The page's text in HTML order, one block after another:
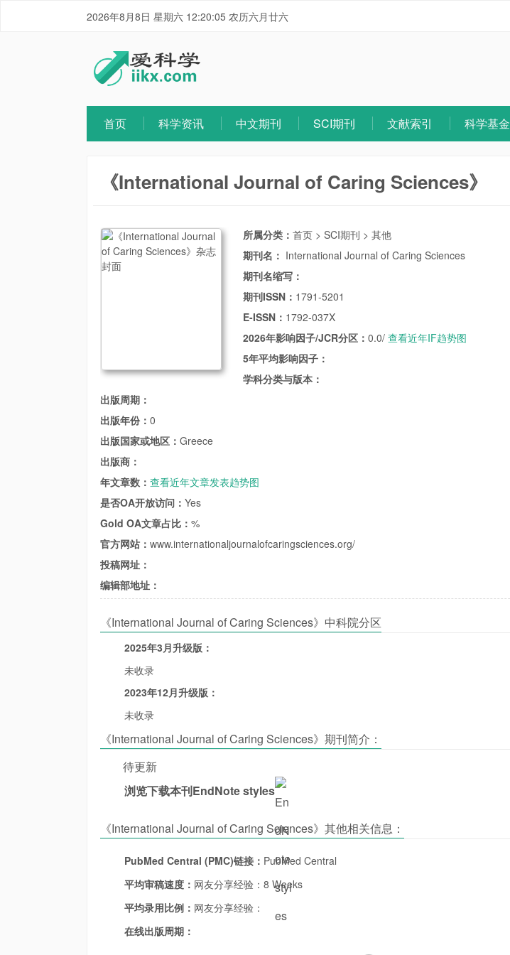
2026年8月8日 星期六 12:20:06 农历六月廿六
首页 科学资讯 中文期刊 SCI期刊 文献索引 科学基金
《International Journal of Caring Sciences》
所属分类： 首页 > SCI期刊 > 其他
期刊名： International Journal of Caring Sciences
期刊名缩写：
期刊ISSN： 1791-5201
E-ISSN： 1792-037X
2026年影响因子/JCR分区： 0.0/ 查看近年IF趋势图
5年平均影响因子：
学科分类与版本：
出版周期：
出版年份： 0
出版国家或地区： Greece
出版商：
年文章数： 查看近年文章发表趋势图
是否OA开放访问： Yes
Gold OA文章占比： %
官方网站： www.internationaljournalofcaringsciences.org/
投稿网址：
编辑部地址：
《International Journal of Caring Sciences》中科院分区
2025年3月升级版：
未收录
2023年12月升级版：
未收录
《International Journal of Caring Sciences》期刊简介：
待更新
浏览下载本刊EndNote styles
《International Journal of Caring Sciences》其他相关信息：
PubMed Central (PMC)链接： PubMed Central
平均审稿速度： 网友分享经验：8 Weeks
平均录用比例： 网友分享经验：
在线出版周期：